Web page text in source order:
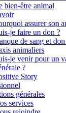
bien-être animal
assurer son
je faire un don ?
de sang et
animaliers
je venir pour un
?
Story
générales
services